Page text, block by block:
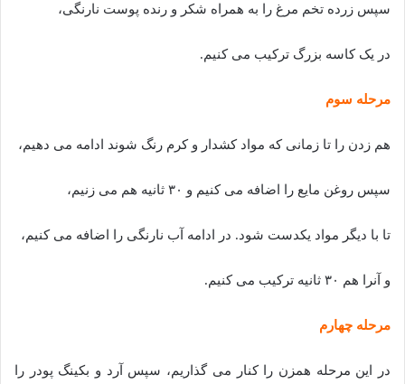
سپس زرده تخم مرغ را به همراه شکر و رنده پوست نارنگی،
در یک کاسه بزرگ ترکیب می کنیم.
مرحله سوم
هم زدن را تا زمانی که مواد کشدار و کرم رنگ شوند ادامه می دهیم،
سپس روغن مایع را اضافه می کنیم و ۳۰ ثانیه هم می زنیم،
تا با دیگر مواد یکدست شود. در ادامه آب نارنگی را اضافه می کنیم،
و آنرا هم ۳۰ ثانیه ترکیب می کنیم.
مرحله چهارم
در این مرحله همزن را کنار می گذاریم، سپس آرد و بکینگ پودر را